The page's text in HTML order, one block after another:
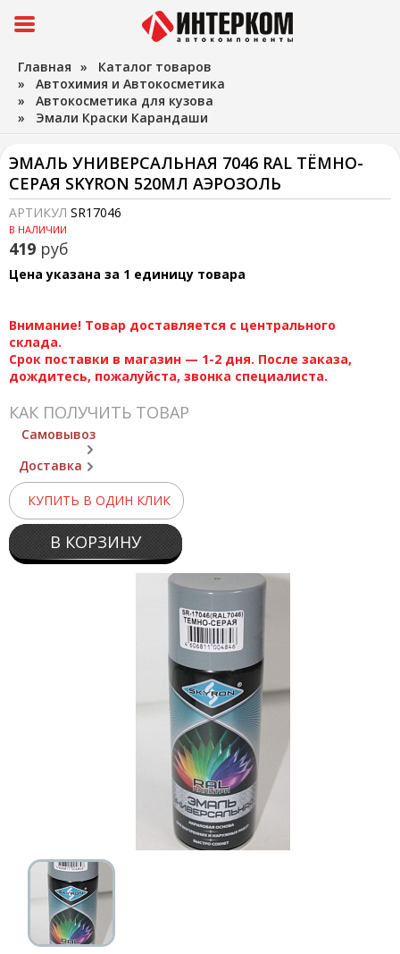
Главная » Каталог товаров
» Автохимия и Автокосметика
» Автокосметика для кузова
» Эмали Краски Карандаши
ЭМАЛЬ УНИВЕРСАЛЬНАЯ 7046 RAL ТЁМНО-
СЕРАЯ SKYRON 520МЛ АЭРОЗОЛЬ
АРТИКУЛ SR17046
В НАЛИЧИИ
419 руб
Цена указана за 1 единицу товара
Внимание! Товар доставляется с центрального
склада.
Срок поставки в магазин — 1-2 дня. После заказа,
дождитесь, пожалуйста, звонка специалиста.
КАК ПОЛУЧИТЬ ТОВАР
Самовывоз
Доставка
КУПИТЬ В ОДИН КЛИК
В КОРЗИНУ